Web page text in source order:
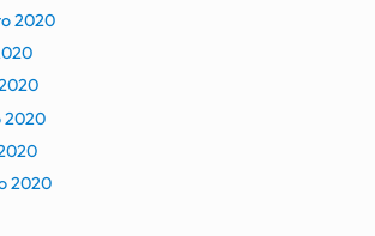
2020
2020
2020